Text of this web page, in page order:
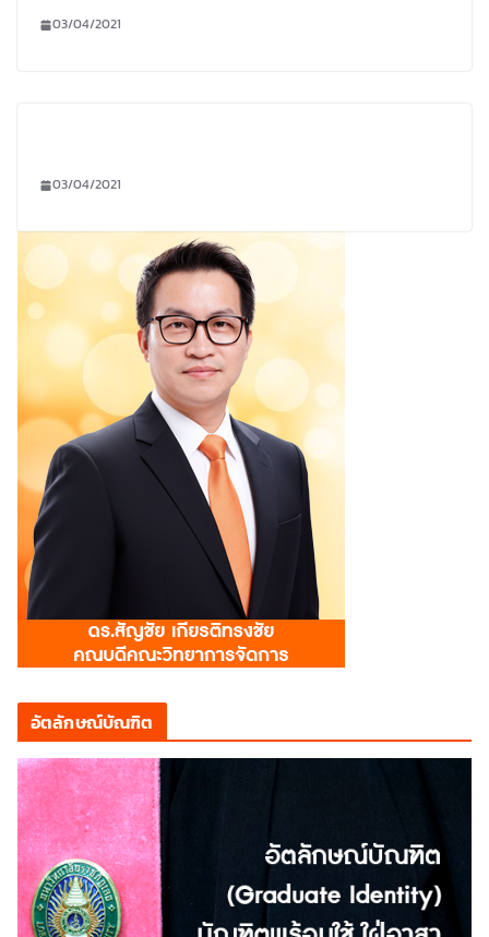
03/04/2021
03/04/2021
อัตลักษณ์บัณฑิต